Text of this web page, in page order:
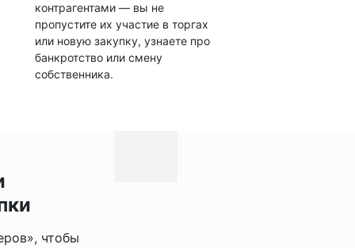
контрагентами — вы не
пропустите их участие в торгах
или новую закупку, узнаете про
банкротство или смену
собственника.
чтобы